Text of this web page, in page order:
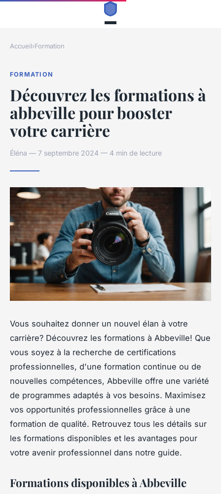
Accueil›Formation
FORMATION
Découvrez les formations à
abbeville pour booster
votre carrière
Éléna — 7 septembre 2024 — 4 min de lecture
Vous souhaitez donner un nouvel élan à votre
carrière? Découvrez les formations à Abbeville! Que
vous soyez à la recherche de certifications
professionnelles, d'une formation continue ou de
nouvelles compétences, Abbeville offre une variété
de programmes adaptés à vos besoins. Maximisez
vos opportunités professionnelles grâce à une
formation de qualité. Retrouvez tous les détails sur
les formations disponibles et les avantages pour
votre avenir professionnel dans notre guide.
Formations disponibles à Abbeville